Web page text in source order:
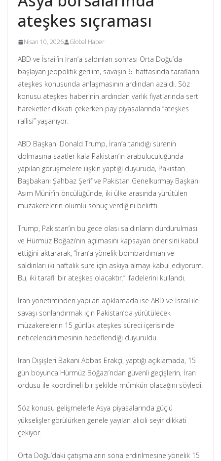
ateşkes sıçraması
Nisan 10, 2026 Global Haber
ABD ve İsrail’in İran’a saldırıları sonrası Orta Doğu’da
başlayan jeopolitik gerilim, savaşın 6. haftasında tarafların
ateşkes konusunda anlaşmasının ardından azaldı. Söz
konusu ateşkes haberinin ardından varlık fiyatlarında sert
hareketler dikkati çekerken pay piyasalarında “ateşkes
rallisi” yaşanıyor.
ABD Başkanı Donald Trump, İran’a tanıdığı sürenin
dolmasına saatler kala Pakistan’ın arabuluculuğunda
yapılan görüşmelere ilişkin yaptığı duyuruda, Pakistan
Başbakanı Şahbaz Şerif ve Pakistan Genelkurmay Başkanı
Asım Münir’in öncülüğünde, iki ülke arasında yürütülen
müzakerelerin olumlu sonuç verdiğini belirtti.
Trump, Pakistan’ın bu gece olası saldırıların durdurulması
ve Hürmüz Boğazı’nın açılmasını kapsayan önerisini kabul
ettiğini aktararak, “İran’a yönelik bombardıman ve
saldırıları iki haftalık süre için askıya almayı kabul ediyorum.
Bu, iki taraflı bir ateşkes olacaktır.” ifadelerini kullandı.
İran yönetiminden yapılan açıklamada ise ABD ve İsrail ile
savaşı sonlandırmak için Pakistan’da yürütülecek
müzakerelerin 15 günlük ateşkes süreci içerisinde
neticelendirilmesinin hedeflendiği duyuruldu.
İran Dışişleri Bakanı Abbas Erakçi, yaptığı açıklamada, 15
gün boyunca Hürmüz Boğazı’ndan güvenli geçişlerin, İran
ordusu ile koordineli bir şekilde mümkün olacağını söyledi.
Söz konusu gelişmelerle Asya piyasalarında güçlü
yükselişler görülürken genele yayılan alıcılı seyir dikkati
çekiyor.
Orta Doğu’daki çatışmaların sona erdirilmesine yönelik 15